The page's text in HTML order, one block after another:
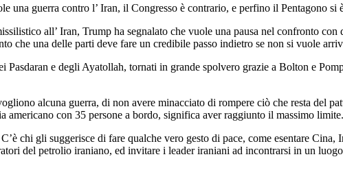
una guerra contro l’ Iran, il Congresso è contrario, e perfino il Pentagono si
all’ Iran, Trump ha segnalato che vuole una pausa nel confronto con
che una delle parti deve fare un credibile passo indietro se non si vuole
Pasdaran e degli Ayatollah, tornati in grande spolvero grazie a Bolton e
alcuna guerra, di non avere minacciato di rompere ciò che resta del
americano con 35 persone a bordo, significa aver raggiunto il massimo limite.
chi gli suggerisce di fare qualche vero gesto di pace, come esentare Cina,
del petrolio iraniano, ed invitare i leader iraniani ad incontrarsi in un